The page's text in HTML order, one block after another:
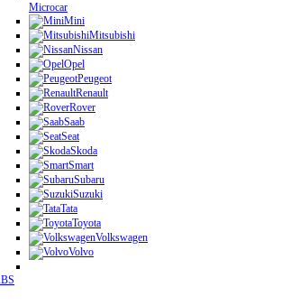
Microcar
Mini
Mitsubishi
Nissan
Opel
Peugeot
Renault
Rover
Saab
Seat
Skoda
Smart
Subaru
Suzuki
Tata
Toyota
Volkswagen
Volvo